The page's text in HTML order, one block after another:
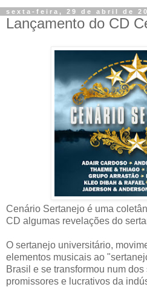
sexta-feira, 29 de abril de
Lançamento do CD
Cenário Sertanejo é uma
CD algumas revelações do
O sertanejo universitário,
elementos musicais ao
Brasil e se transformou num
promissores e lucrativos da